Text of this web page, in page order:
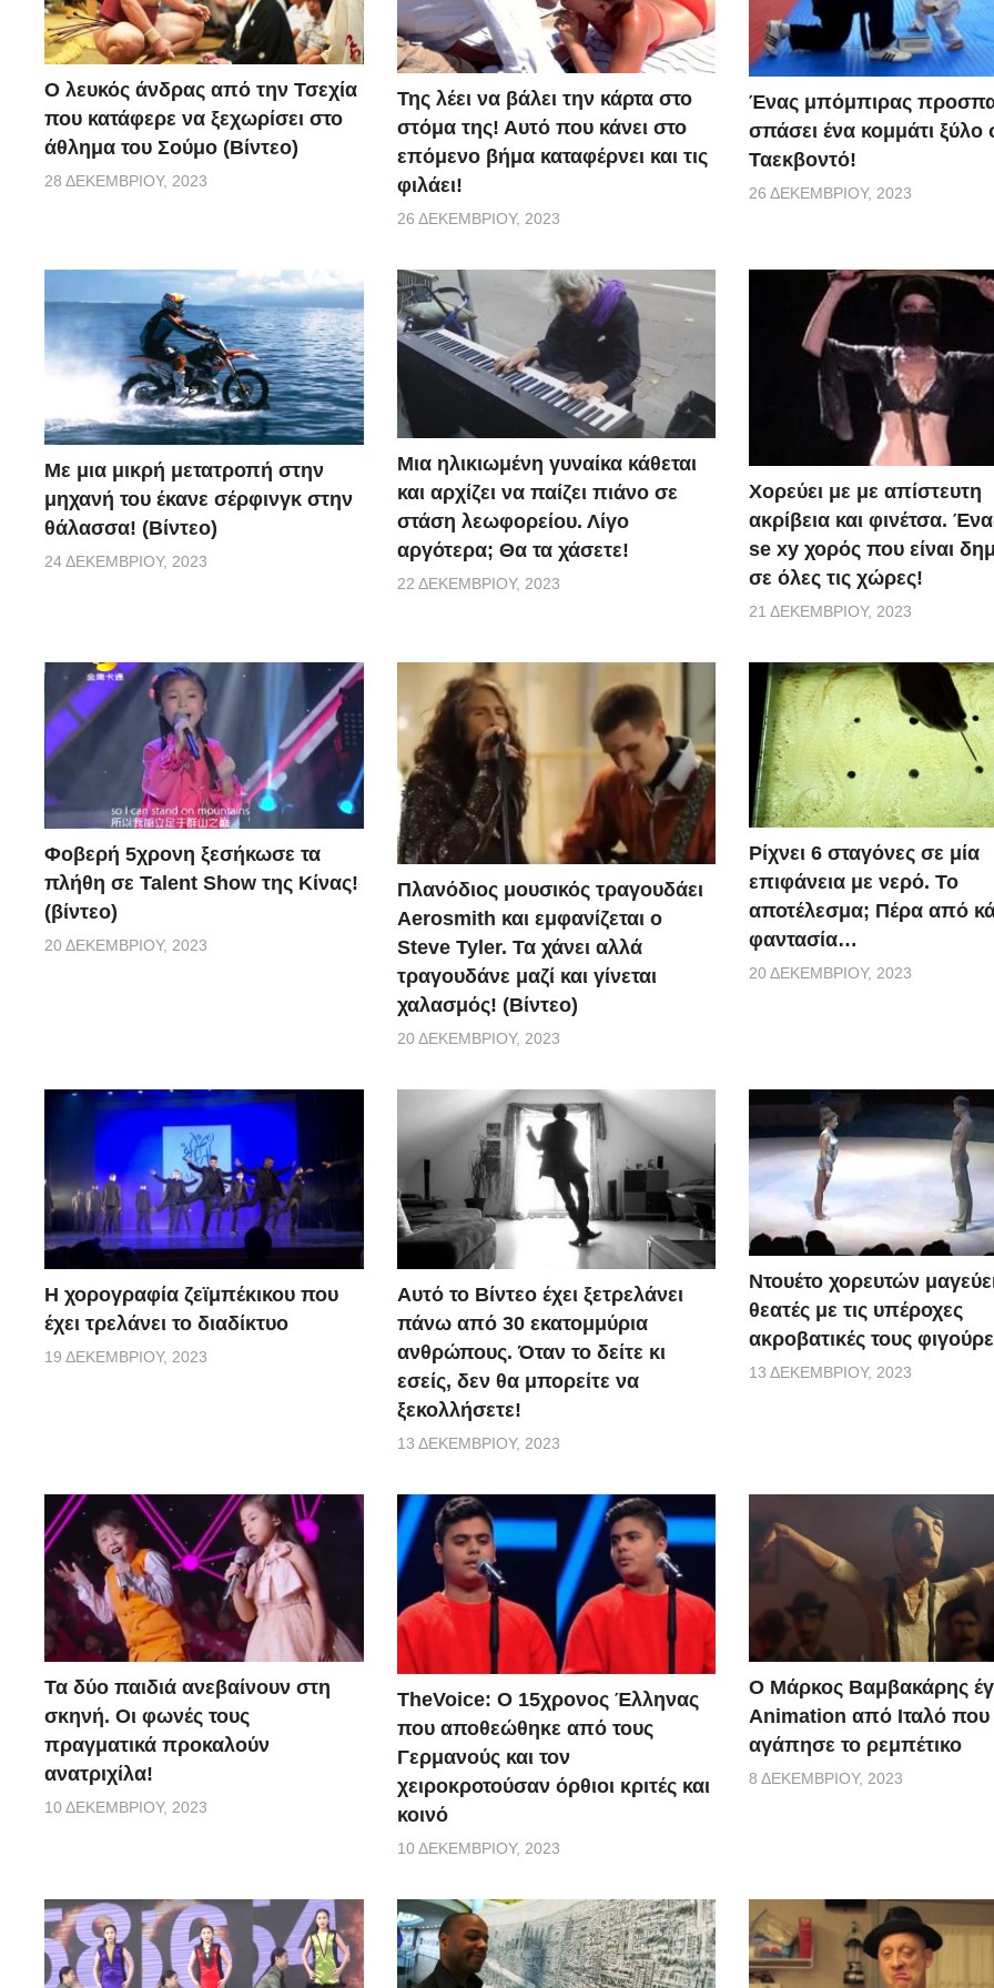
Ο λευκός άνδρας από την Τσεχία
που κατάφερε να ξεχωρίσει στο
άθλημα του Σούμο (Βίντεο)
28 ΔΕΚΕΜΒΡΊΟΥ, 2023
Της λέει να βάλει την κάρτα στο
στόμα της! Αυτό που κάνει στο
επόμενο βήμα καταφέρνει και τις
φιλάει!
26 ΔΕΚΕΜΒΡΊΟΥ, 2023
Ένας μπόμπιρας
σπάσει ένα κομμάτι ξύλο
Ταεκβοντό!
26 ΔΕΚΕΜΒΡΊΟΥ, 2023
Με μια μικρή μετατροπή στην
μηχανή του έκανε σέρφινγκ στην
θάλασσα! (Βίντεο)
24 ΔΕΚΕΜΒΡΊΟΥ, 2023
Μια ηλικιωμένη γυναίκα κάθεται
και αρχίζει να παίζει πιάνο σε
στάση λεωφορείου. Λίγο
αργότερα; Θα τα χάσετε!
22 ΔΕΚΕΜΒΡΊΟΥ, 2023
Χορεύει με με απίστευτη
ακρίβεια και φινέτσα.
se xy χορός που είναι
σε όλες τις χώρες!
21 ΔΕΚΕΜΒΡΊΟΥ, 2023
Φοβερή 5χρονη ξεσήκωσε τα
πλήθη σε Talent Show της Κίνας!
(βίντεο)
20 ΔΕΚΕΜΒΡΊΟΥ, 2023
Πλανόδιος μουσικός τραγουδάει
Aerosmith και εμφανίζεται ο
Steve Tyler. Τα χάνει αλλά
τραγουδάνε μαζί και γίνεται
χαλασμός! (Βίντεο)
20 ΔΕΚΕΜΒΡΊΟΥ, 2023
Ρίχνει 6 σταγόνες σε μία
επιφάνεια με νερό. Το
αποτέλεσμα; Πέρα από
φαντασία…
20 ΔΕΚΕΜΒΡΊΟΥ, 2023
Η χορογραφία ζεϊμπέκικου που
έχει τρελάνει το διαδίκτυο
19 ΔΕΚΕΜΒΡΊΟΥ, 2023
Αυτό το Βίντεο έχει ξετρελάνει
πάνω από 30 εκατομμύρια
ανθρώπους. Όταν το δείτε κι
εσείς, δεν θα μπορείτε να
ξεκολλήσετε!
13 ΔΕΚΕΜΒΡΊΟΥ, 2023
Ντουέτο χορευτών
θεατές με τις υπέροχες
ακροβατικές τους
13 ΔΕΚΕΜΒΡΊΟΥ, 2023
Τα δύο παιδιά ανεβαίνουν στη
σκηνή. Οι φωνές τους
πραγματικά προκαλούν
ανατριχίλα!
10 ΔΕΚΕΜΒΡΊΟΥ, 2023
TheVoice: Ο 15χρονος Έλληνας
που αποθεώθηκε από τους
Γερμανούς και τον
χειροκροτούσαν όρθιοι κριτές και
κοινό
10 ΔΕΚΕΜΒΡΊΟΥ, 2023
Ο Μάρκος Βαμβακάρης
Αnimation από Ιταλό που
αγάπησε το ρεμπέτικο
8 ΔΕΚΕΜΒΡΊΟΥ, 2023